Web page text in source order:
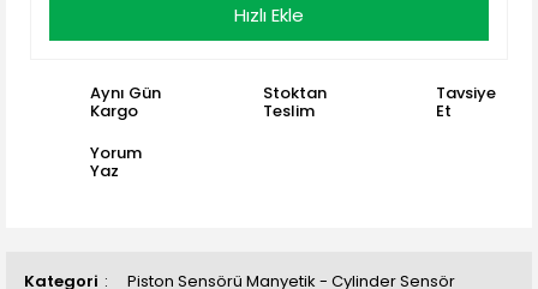
Kategori Piston Sensörü Manyetik - Cylinder Sensör
Hızlı Ekle
Aynı Gün
Kargo
Stoktan
Teslim
Tavsiye
Et
Yorum
Yaz